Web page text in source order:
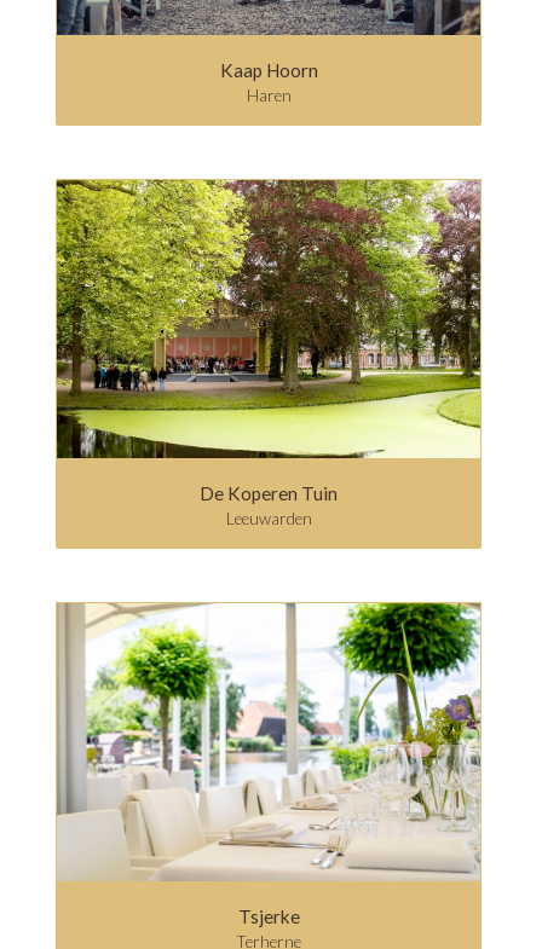
Kaap Hoorn
Haren
De Koperen Tuin
Leeuwarden
Tsjerke
Terherne